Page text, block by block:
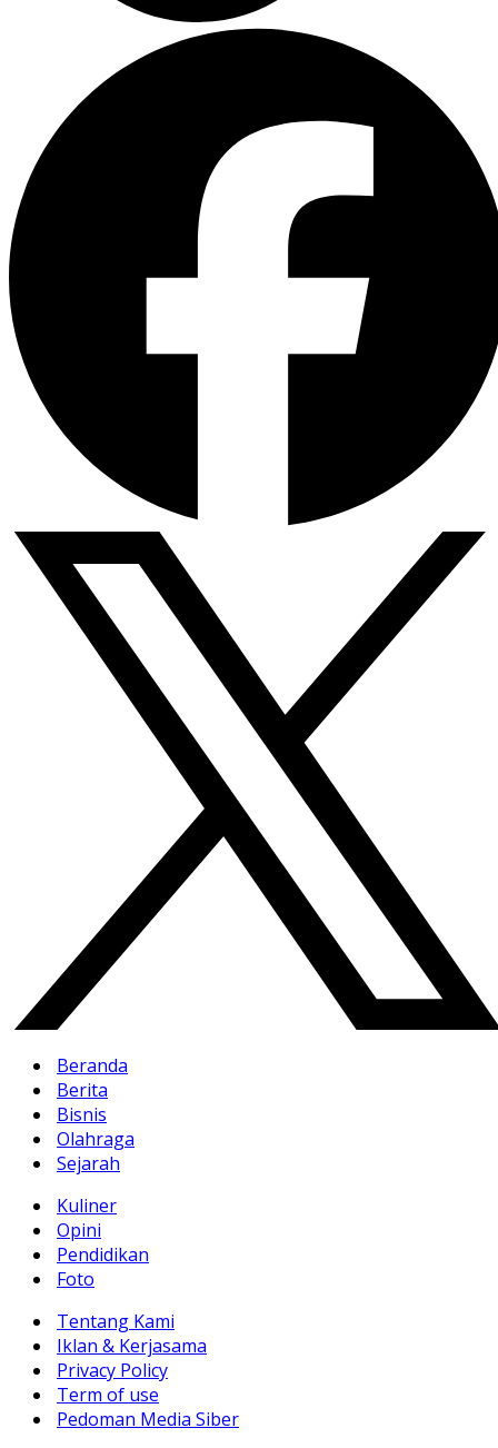
Beranda
Berita
Bisnis
Olahraga
Sejarah
Kuliner
Opini
Pendidikan
Foto
Tentang Kami
Iklan & Kerjasama
Privacy Policy
Term of use
Pedoman Media Siber